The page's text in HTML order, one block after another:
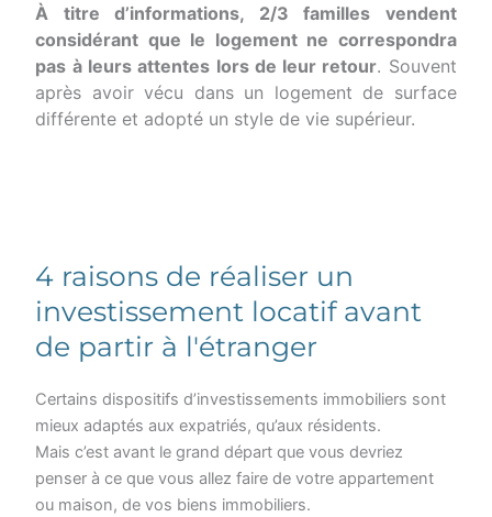
À titre d’informations, 2/3 familles vendent
considérant que le logement ne correspondra
pas à leurs attentes lors de leur retour. Souvent
après avoir vécu dans un logement de surface
différente et adopté un style de vie supérieur.
4 raisons de réaliser un
investissement locatif avant
de partir à l'étranger
Certains dispositifs d’investissements immobiliers sont
mieux adaptés aux expatriés, qu’aux résidents.
Mais c’est avant le grand départ que vous devriez
penser à ce que vous allez faire de votre appartement
ou maison, de vos biens immobiliers.